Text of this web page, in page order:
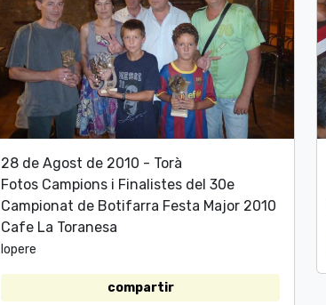
28 de Agost de 2010 - Torà
Fotos Campions i Finalistes del 30e
Campionat de Botifarra Festa Major 2010
Cafe La Toranesa
lopere
compartir